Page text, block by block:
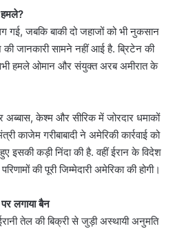
हमले?
जबकि बाकी दो जहाजों को भी नुकसान
की जानकारी सामने नहीं आई है. ब्रिटेन की
हमले ओमान और संयुक्त अरब अमीरात के
अब्बास, केश्म और सीरिक में जोरदार धमाकों
काजेम गरीबाबादी ने अमेरिकी कार्रवाई को
इसकी कड़ी निंदा की है. वहीं ईरान के विदेश
की पूरी जिम्मेदारी अमेरिका की होगी।
लगाया बैन
तेल की बिक्री से जुड़ी अस्थायी अनुमति